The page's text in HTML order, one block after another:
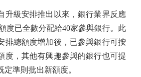
級安排推出以來，銀行業界反應
度已全數分配給40家參與銀行。此
排總額度增加後，已參與銀行可按
度，其他有興趣參與的銀行也可提
準則批出新額度。